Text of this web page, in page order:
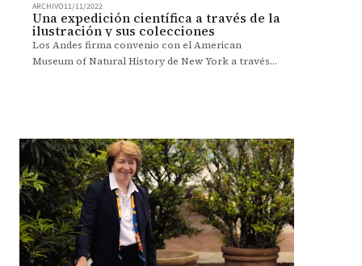
ARCHIVO11/11/2022
Una expedición científica a través de la
ilustración y sus colecciones
Los Andes firma convenio con el American
Museum of Natural History de New York a través